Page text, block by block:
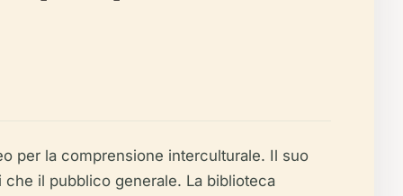
per la comprensione interculturale. Il suo
il pubblico generale. La biblioteca